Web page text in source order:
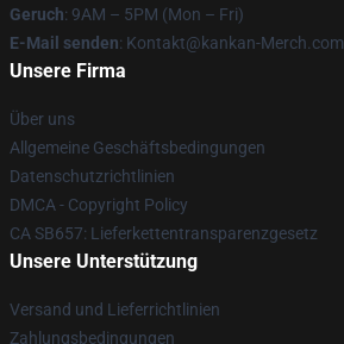
Geruch: 9AM – 5PM (Mon – Fri)
E-Mail senden: Kontakt@kankan-Merch.com
Unsere Firma
Über uns
Allgemeine Geschäftsbedingungen
Datenschutzrichtlinien
DMCA - Copyright Policy
CA SB657: Lieferkettentransparenzgesetz
Unsere Unterstützung
Versand und Lieferrichtlinien
Zahlungsbedingungen